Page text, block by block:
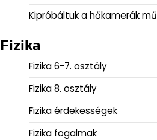
Kipróbáltuk a hőkamerák
Fizika
Fizika 6-7. osztály
Fizika 8. osztály
Fizika érdekességek
Fizika fogalmak